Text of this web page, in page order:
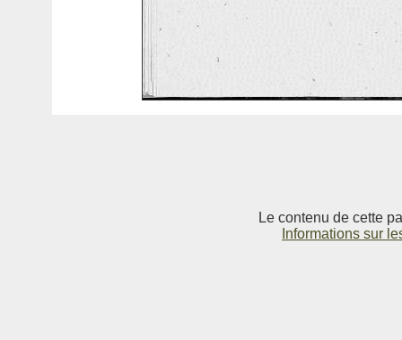
Le contenu de cette
Informations sur